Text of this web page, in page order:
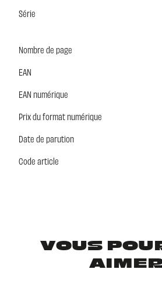
Série
Nombre de page
EAN
EAN numérique
Prix du format numérique
Date de parution
Code article
VOUS